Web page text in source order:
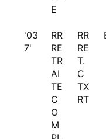
E
'03
7'
RR
RE
TR
AI
TE
C
O
M
RR
RE
T.
C
TX
RT